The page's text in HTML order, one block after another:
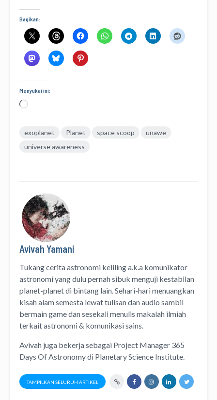
Bagikan:
Menyukai ini:
Memuat...
exoplanet Planet space scoop
unawe
universe awareness
Avivah Yamani
Tukang cerita astronomi kelilinga.k.a komunikator
astronomiyang dulu pernah sibuk menguji kestabilan
planet-planet di bintang lain. Sehari-hari menuangkan
kisah alam semesta lewattulisandanaudio sambil
bermain game dan sesekali menulis makalah ilmiah
terkait astronomi & komunikasi sains.
Avivah juga bekerja sebagai Project Manager 365
Days Of Astronomydi Planetary Science Institute.
TAMPILKAN SELURUH ARTIKEL